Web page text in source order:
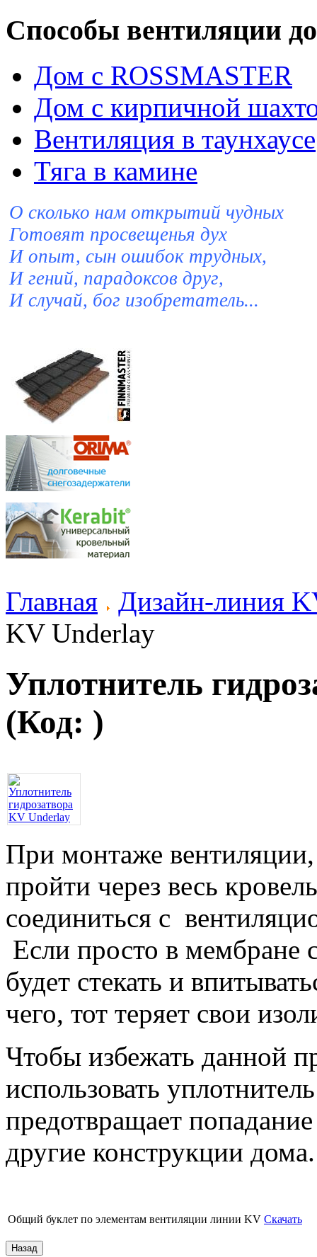
Способы вентиляции
Дом с ROSSMASTER
Дом с кирпичной
Вентиляция в таунхауce
Тяга в камине
О сколько нам открытий чудных
Готовят просвещенья дух
И опыт, сын ошибок трудных,
И гений, парадоксов друг,
И случай, бог изобретатель...
Главная
Дизайн-линия
KV Underlay
Уплотнитель
(Код: )
При монтаже
пройти через весь
соединиться с
Если просто в мембране
будет стекать и
чего, тот теряет свои
Чтобы избежать данной
использовать
предотвращает
другие конструкции дома.
Общий буклет по элементам вентиляции линии KV Скачать